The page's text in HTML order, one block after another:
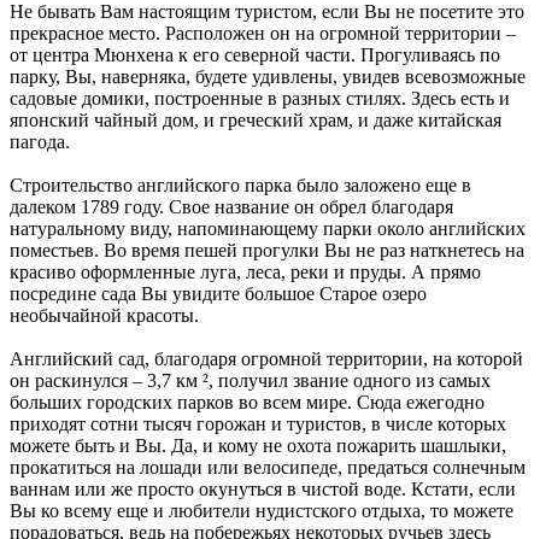
Не бывать Вам настоящим туристом, если Вы не посетите это
прекрасное место. Расположен он на огромной территории –
от центра Мюнхена к его северной части. Прогуливаясь по
парку, Вы, наверняка, будете удивлены, увидев всевозможные
садовые домики, построенные в разных стилях. Здесь есть и
японский чайный дом, и греческий храм, и даже китайская
пагода.
Строительство английского парка было заложено еще в
далеком 1789 году. Свое название он обрел благодаря
натуральному виду, напоминающему парки около английских
поместьев. Во время пешей прогулки Вы не раз наткнетесь на
красиво оформленные луга, леса, реки и пруды. А прямо
посредине сада Вы увидите большое Старое озеро
необычайной красоты.
Английский сад, благодаря огромной территории, на которой
он раскинулся – 3,7 км ², получил звание одного из самых
больших городских парков во всем мире. Сюда ежегодно
приходят сотни тысяч горожан и туристов, в числе которых
можете быть и Вы. Да, и кому не охота пожарить шашлыки,
прокатиться на лошади или велосипеде, предаться солнечным
ваннам или же просто окунуться в чистой воде. Кстати, если
Вы ко всему еще и любители нудистского отдыха, то можете
порадоваться, ведь на побережьях некоторых ручьев здесь